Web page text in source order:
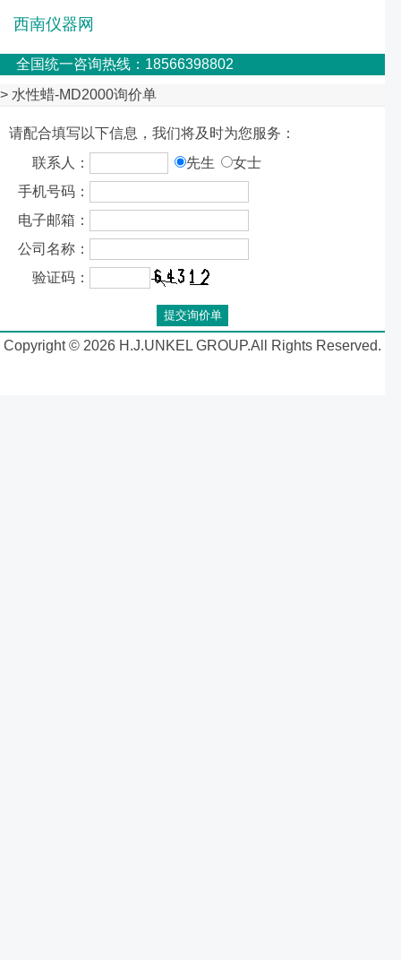
西南仪器网
全国统一咨询热线：18566398802
> 水性蜡-MD2000询价单
请配合填写以下信息，我们将及时为您服务：
联系人：
先生
女士
手机号码：
电子邮箱：
公司名称：
验证码：
Copyright © 2026 H.J.UNKEL GROUP.All Rights Reserved.